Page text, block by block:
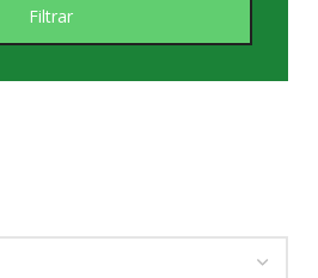
Filtrar